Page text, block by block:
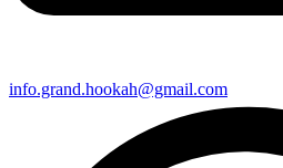
info.grand.hookah@gmail.com